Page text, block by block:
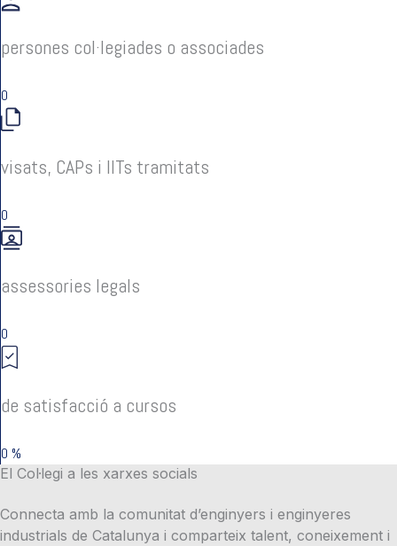
persones col·legiades o associades
0
visats, CAPs i IITs tramitats
0
assessories legals
0
de satisfacció a cursos
0 %
El Col·legi a les xarxes socials
Connecta amb la comunitat d’enginyers i enginyeres
industrials de Catalunya i comparteix talent, coneixement i